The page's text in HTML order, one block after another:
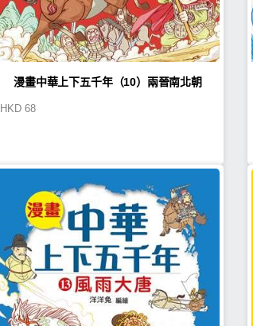
漫畫中華上下五千年（10）兩晉南北朝
HKD 68